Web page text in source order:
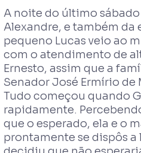
A noite do último
Alexandre, e também da
pequeno Lucas veio ao
com o atendimento de
Ernesto, assim que a
Senador José Ermírio de
Tudo começou quando
rapidamente.
que o esperado, ela e o
prontamente se dispôs